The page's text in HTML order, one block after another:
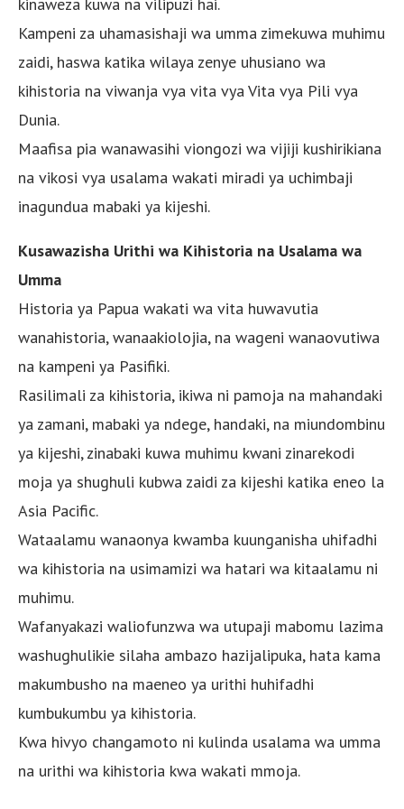
kinaweza kuwa na vilipuzi hai.
Kampeni za uhamasishaji wa umma zimekuwa muhimu
zaidi, haswa katika wilaya zenye uhusiano wa
kihistoria na viwanja vya vita vya Vita vya Pili vya
Dunia.
Maafisa pia wanawasihi viongozi wa vijiji kushirikiana
na vikosi vya usalama wakati miradi ya uchimbaji
inagundua mabaki ya kijeshi.
Kusawazisha Urithi wa Kihistoria na Usalama wa
Umma
Historia ya Papua wakati wa vita huwavutia
wanahistoria, wanaakiolojia, na wageni wanaovutiwa
na kampeni ya Pasifiki.
Rasilimali za kihistoria, ikiwa ni pamoja na mahandaki
ya zamani, mabaki ya ndege, handaki, na miundombinu
ya kijeshi, zinabaki kuwa muhimu kwani zinarekodi
moja ya shughuli kubwa zaidi za kijeshi katika eneo la
Asia Pacific.
Wataalamu wanaonya kwamba kuunganisha uhifadhi
wa kihistoria na usimamizi wa hatari wa kitaalamu ni
muhimu.
Wafanyakazi waliofunzwa wa utupaji mabomu lazima
washughulikie silaha ambazo hazijalipuka, hata kama
makumbusho na maeneo ya urithi huhifadhi
kumbukumbu ya kihistoria.
Kwa hivyo changamoto ni kulinda usalama wa umma
na urithi wa kihistoria kwa wakati mmoja.